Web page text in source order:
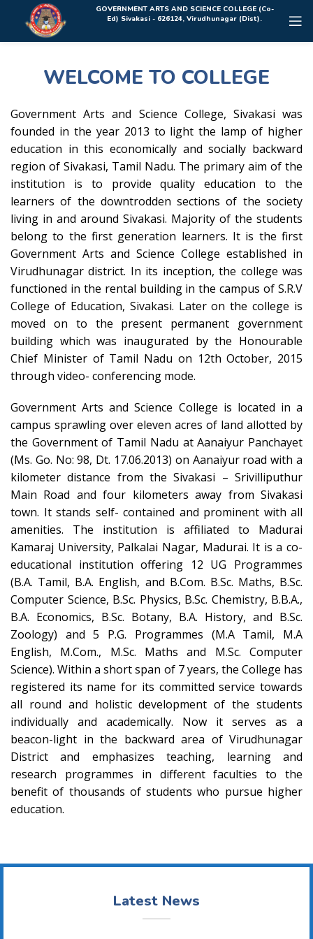
Rolex Replica Uhren DeutschlandGOVERNMENT ARTS AND SCIENCE COLLEGE (Co-
Ed) Sivakasi - 626124, Virudhunagar (Dist).
WELCOME TO COLLEGE
Government Arts and Science College, Sivakasi was
founded in the year 2013 to light the lamp of higher
education in this economically and socially backward
region of Sivakasi, Tamil Nadu. The primary aim of the
institution is to provide quality education to the
learners of the downtrodden sections of the society
living in and around Sivakasi. Majority of the students
belong to the first generation learners. It is the first
Government Arts and Science College established in
Virudhunagar district. In its inception, the college was
functioned in the rental building in the campus of S.R.V
College of Education, Sivakasi. Later on the college is
moved on to the present permanent government
building which was inaugurated by the Honourable
Chief Minister of Tamil Nadu on 12th October, 2015
through video- conferencing mode.
Government Arts and Science College is located in a
campus sprawling over eleven acres of land allotted by
the Government of Tamil Nadu at Aanaiyur Panchayet
(Ms. Go. No: 98, Dt. 17.06.2013) on Aanaiyur road with a
kilometer distance from the Sivakasi – Srivilliputhur
Main Road and four kilometers away from Sivakasi
town. It stands self- contained and prominent with all
amenities. The institution is affiliated to Madurai
Kamaraj University, Palkalai Nagar, Madurai. It is a co-
educational institution offering 12 UG Programmes
(B.A. Tamil, B.A. English, and B.Com. B.Sc. Maths, B.Sc.
Computer Science, B.Sc. Physics, B.Sc. Chemistry, B.B.A.,
B.A. Economics, B.Sc. Botany, B.A. History, and B.Sc.
Zoology) and 5 P.G. Programmes (M.A Tamil, M.A
English, M.Com., M.Sc. Maths and M.Sc. Computer
Science). Within a short span of 7 years, the College has
registered its name for its committed service towards
all round and holistic development of the students
individually and academically. Now it serves as a
beacon-light in the backward area of Virudhunagar
District and emphasizes teaching, learning and
research programmes in different faculties to the
benefit of thousands of students who pursue higher
education.
Latest News